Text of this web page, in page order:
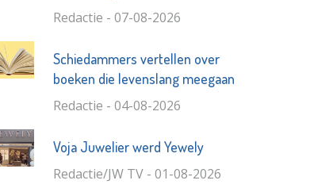
Redactie - 07-08-2026
Schiedammers vertellen over
boeken die levenslang meegaan
Redactie - 04-08-2026
Voja Juwelier werd Yewely
Redactie/JW TV - 01-08-2026